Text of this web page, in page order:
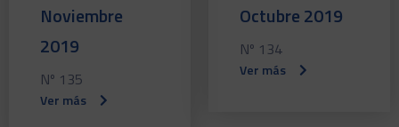
Noviembre
2019
Nº 135
Ver más
Octubre 2019
Nº 134
Ver más